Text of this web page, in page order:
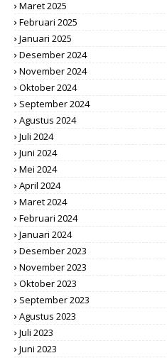
Maret 2025
Februari 2025
Januari 2025
Desember 2024
November 2024
Oktober 2024
September 2024
Agustus 2024
Juli 2024
Juni 2024
Mei 2024
April 2024
Maret 2024
Februari 2024
Januari 2024
Desember 2023
November 2023
Oktober 2023
September 2023
Agustus 2023
Juli 2023
Juni 2023